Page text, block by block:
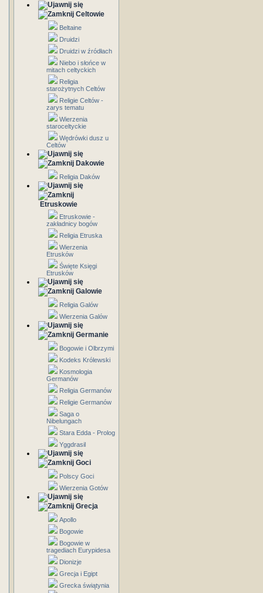
Celtowie
Beltaine
Druidzi
Druidzi w źródłach
Niebo i słońce w
mitach celtyckich
Religia
starożytnych Celtów
Religie Celtów -
zarys tematu
Wierzenia
staroceltyckie
Wędrówki dusz u
Celtów
Dakowie
Religia Daków
Etruskowie
Etruskowie -
zakładnicy bogów
Religia Etruska
Wierzenia
Etrusków
Święte Księgi
Etrusków
Galowie
Religia Galów
Wierzenia Galów
Germanie
Bogowie i Olbrzymi
Kodeks Królewski
Kosmologia
Germanów
Religia Germanów
Religie Germanów
Saga o
Nibelungach
Stara Edda - Prolog
Yggdrasil
Goci
Polscy Goci
Wierzenia Gotów
Grecja
Apollo
Bogowie
Bogowie w
tragediach Eurypidesa
Dionizje
Grecja i Egipt
Grecka świątynia